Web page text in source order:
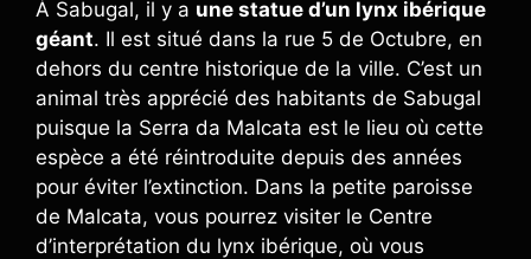
À Sabugal, il y a une statue d’un lynx ibérique
géant. Il est situé dans la rue 5 de Octubre, en
dehors du centre historique de la ville. C’est un
animal très apprécié des habitants de Sabugal
puisque la Serra da Malcata est le lieu où cette
espèce a été réintroduite depuis des années
pour éviter l’extinction. Dans la petite paroisse
de Malcata, vous pourrez visiter le Centre
d’interprétation du lynx ibérique, où vous